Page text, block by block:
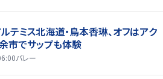
ルテミス北海道・鳥本香琳、オフはアク
市でサップも体験
バレー